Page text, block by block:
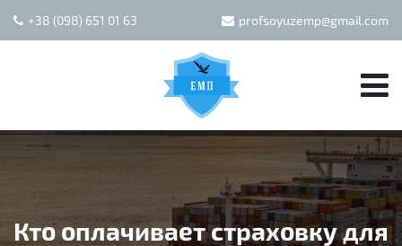
+38 (098) 651 01 63 profsoyuzemp@gmail.com
Кто оплачивает страховку для